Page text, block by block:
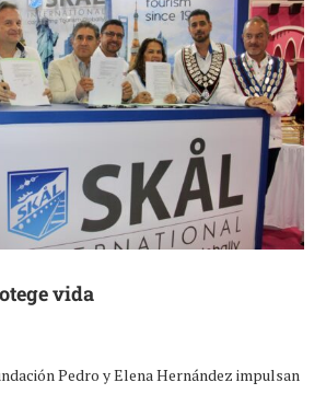
vida
Pedro y Elena Hernández impulsan